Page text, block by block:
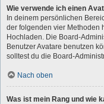
Wie verwende ich einen
In deinem persönlichen
der folgenden vier Methoden
Hochladen. Die Board-
Benutzer Avatare benutzen
solltest du die Board-
Nach oben
Was ist mein Rang und wie